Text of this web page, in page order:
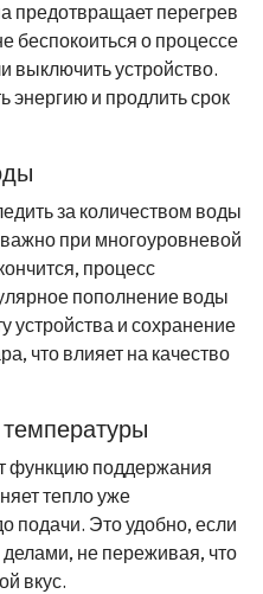
предотвращает перегрев
беспокоиться о процессе
выключить устройство.
энергию и продлить срок
за количеством воды
при многоуровневой
процесс
пополнение воды
устройства и сохранение
что влияет на качество
функцию поддержания
тепло уже
подачи. Это удобно, если
не переживая, что
вкус.